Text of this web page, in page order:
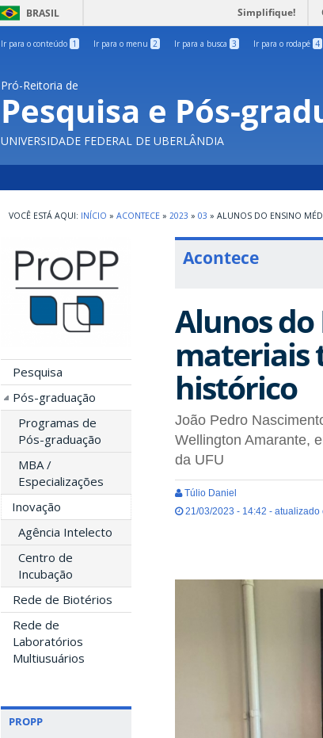
BRASIL Simplifique!
Ir para o conteúdo 1 Ir para o menu 2 Ir para a busca 3 Ir para o rodapé 4
Pró-Reitoria de
Pesquisa e Pós-
UNIVERSIDADE FEDERAL DE UBERLÂNDIA
INÍCIO » ACONTECE » 2023 » 03 » ALUNOS DO ENSINO
Pesquisa
Pós-graduação
Programas de
Pós-graduação
MBA /
Especializações
Inovação
Agência Intelecto
Centro de
Incubação
Rede de Biotérios
Rede de
Laboratórios
Multiusuários
PROPP
Acontece
Alunos
materiais
histórico
João Pedro
Wellington Amarante,
da UFU
Túlio Daniel
21/03/2023 - 14:42 - atualizado